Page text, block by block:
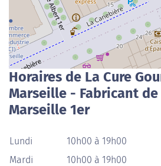
Horaires de La Cure
Marseille - Fabricant
Marseille 1er
Lundi
10h00 à 19h00
Mardi
10h00 à 19h00